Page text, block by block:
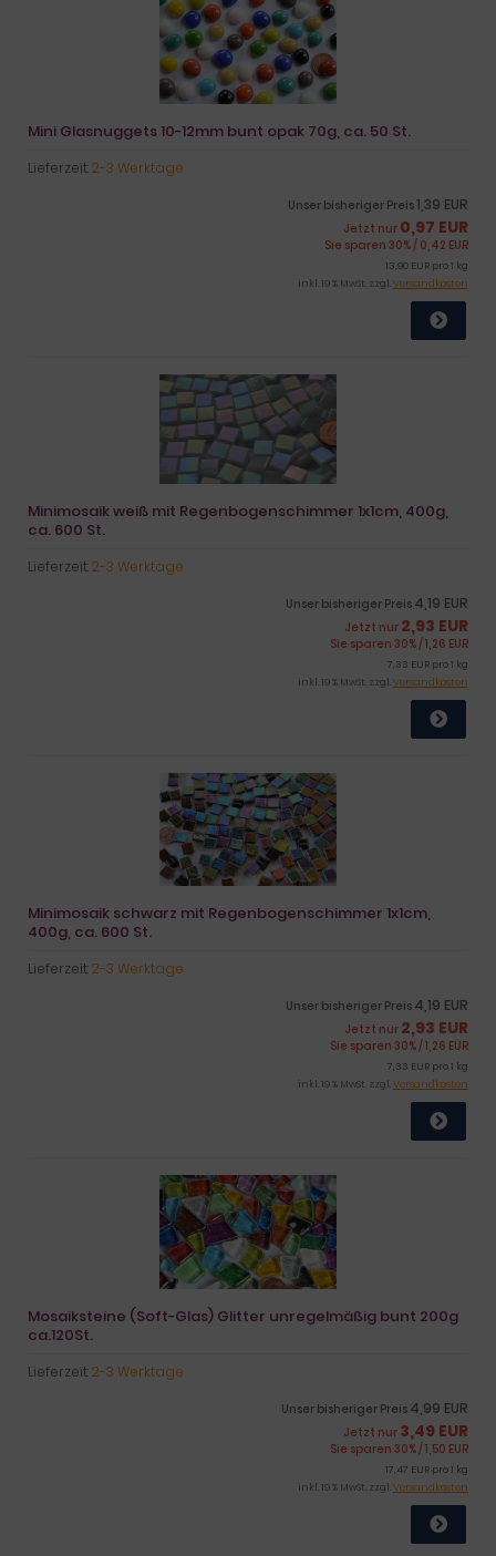
Mini Glasnuggets 10-12mm bunt opak 70g, ca. 50 St.
Lieferzeit:2-3 Werktage
Unser bisheriger Preis1,39 EUR
Jetzt nur 0,97 EUR
Sie sparen 30% / 0,42 EUR
13,90 EUR pro 1 kg
inkl. 19 % MwSt. zzgl.Versandkosten
Minimosaik weiß mit Regenbogenschimmer 1x1cm, 400g,
ca. 600 St.
Lieferzeit:2-3 Werktage
Unser bisheriger Preis 4,19 EUR
Jetzt nur 2,93 EUR
Sie sparen 30% / 1,26 EUR
7,33 EUR pro 1 kg
inkl. 19 % MwSt. zzgl.Versandkosten
Minimosaik schwarz mit Regenbogenschimmer 1x1cm,
400g, ca. 600 St.
Lieferzeit:2-3 Werktage
Unser bisheriger Preis 4,19 EUR
Jetzt nur 2,93 EUR
Sie sparen 30% / 1,26 EUR
7,33 EUR pro 1 kg
inkl. 19 % MwSt. zzgl.Versandkosten
Mosaiksteine (Soft-Glas) Glitter unregelmäßig bunt 200g
ca.120St.
Lieferzeit:2-3 Werktage
Unser bisheriger Preis 4,99 EUR
Jetzt nur 3,49 EUR
Sie sparen 30% / 1,50 EUR
17,47 EUR pro 1 kg
inkl. 19 % MwSt. zzgl.Versandkosten